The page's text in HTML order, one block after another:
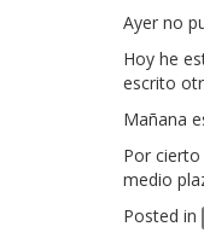
Ayer no
Hoy he
escrito
Mañana
Por
medio
Posted in